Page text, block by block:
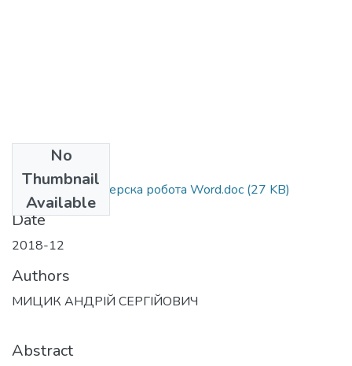
No
Thumbnail
Available
Мицик А. Магістерска робота Word.doc (27 KB)
Date
2018-12
Authors
МИЦИК АНДРІЙ СЕРГІЙОВИЧ
Abstract